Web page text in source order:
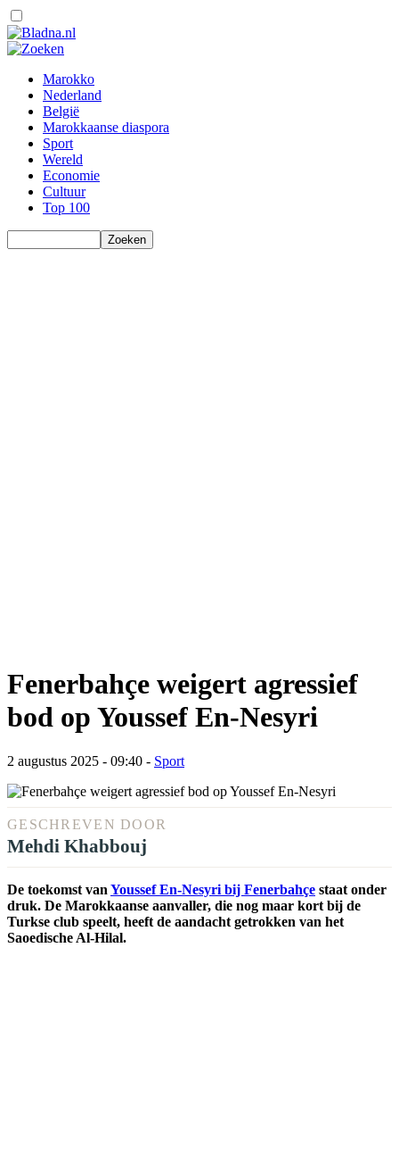
Marokko
Nederland
België
Marokkaanse diaspora
Sport
Wereld
Economie
Cultuur
Top 100
Fenerbahçe weigert agressief
bod op Youssef En-Nesyri
2 augustus 2025 - 09:40 - Sport
GESCHREVEN DOOR
Mehdi Khabbouj
De toekomst van Youssef En-Nesyri bij Fenerbahçe staat onder
druk. De Marokkaanse aanvaller, die nog maar kort bij de
Turkse club speelt, heeft de aandacht getrokken van het
Saoedische Al-Hilal.